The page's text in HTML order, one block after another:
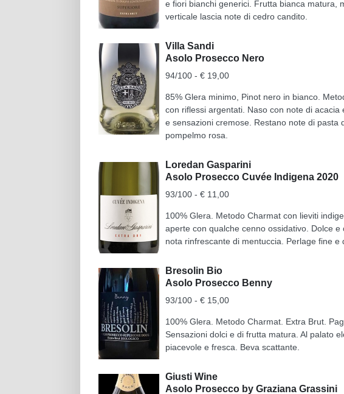
e fiori bianchi generici. Frutta bianca matura,
verticale lascia note di cedro candito.
Villa Sandi
Asolo Prosecco Nero
94/100 - € 19,00
85% Glera minimo, Pinot nero in bianco.
con riflessi argentati. Naso con note di
e sensazioni cremose. Restano note di
pompelmo rosa.
Loredan Gasparini
Asolo Prosecco Cuvée Indigena 2020
93/100 - € 11,00
100% Glera. Metodo Charmat con lieviti
aperte con qualche cenno ossidativo. Dolce
nota rinfrescante di mentuccia. Perlage fine e
Bresolin Bio
Asolo Prosecco Benny
93/100 - € 15,00
100% Glera. Metodo Charmat. Extra Brut.
Sensazioni dolci e di frutta matura. Al palato
piacevole e fresca. Beva scattante.
Giusti Wine
Asolo Prosecco by Graziana Grassini